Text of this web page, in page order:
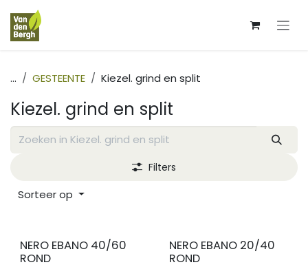
Overslaan naar inhoud
... GESTEENTE Kiezel. grind en split
Kiezel. grind en split
Sorteer op
Filters
NERO EBANO 40/60
ROND
NERO EBANO 20/40
ROND